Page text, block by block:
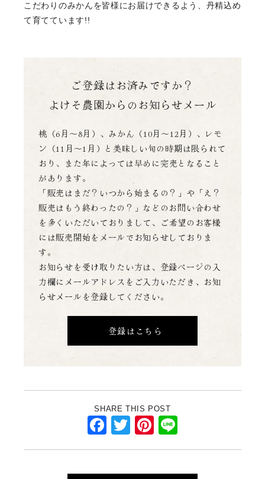
こだわりのみかんを皆様にお届けできるよう、丹精込め
て育てています!!
ご登録はお済みですか？
よけそ農園からのお知らせメール
桃（6月～8月）、みかん（10月～12月）、レモ
ン（11月～1月）と美味しい旬の時期は限られて
おり、 また年によっては早めに完売となること
があります。
「販売はまだ？いつから始まるの？」や「え？
販売はもう終わったの？」などのお問い合わせ
を多くいただいておりまして、 ご希望のお客様
には販売開始をメールでお知らせしておりま
す。
お知らせを受け取りたい方は、登録ページの入
力欄にメールアドレスをご入力いただき、お知
らせメールを登録してください。
登録はこちら
SHARE THIS POST
Facebook
TwitterPinterest